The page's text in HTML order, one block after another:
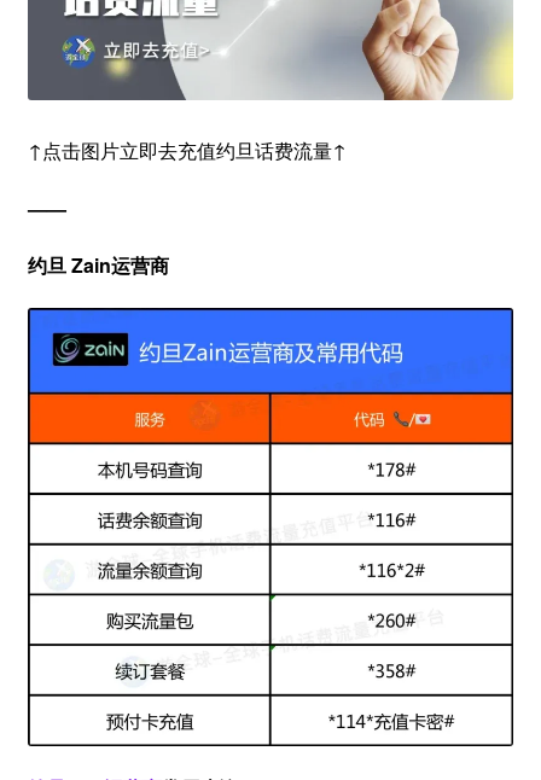
↑点击图片立即去充值约旦话费流量↑
——
约旦 Zain运营商